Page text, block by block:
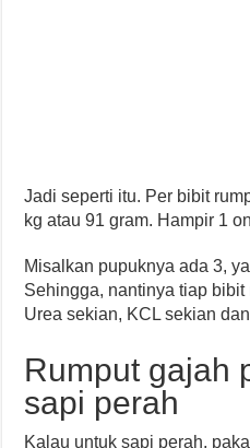
Jadi seperti itu. Per bibit
kg atau 91 gram. Hampir 1
Misalkan pupuknya ada 3,
Sehingga, nantinya tiap
Urea sekian, KCL sekian
Rumput gajah
sapi perah
Kalau untuk sapi perah,